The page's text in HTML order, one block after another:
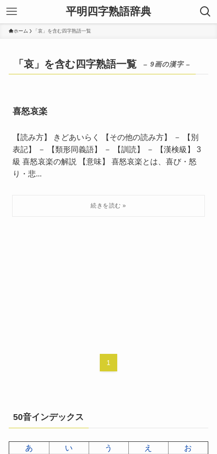
平明四字熟語辞典
ホーム 「哀」を含む四字熟語一覧
「哀」を含む四字熟語一覧 – 9画の漢字 –
喜怒哀楽
【読み方】 きどあいらく 【その他の読み方】 － 【別
表記】 － 【類形同義語】 － 【訓読】 － 【漢検級】 3
級 喜怒哀楽の解説 【意味】 喜怒哀楽とは、喜び・怒
り・悲...
1
50音インデックス
あ い う え
お